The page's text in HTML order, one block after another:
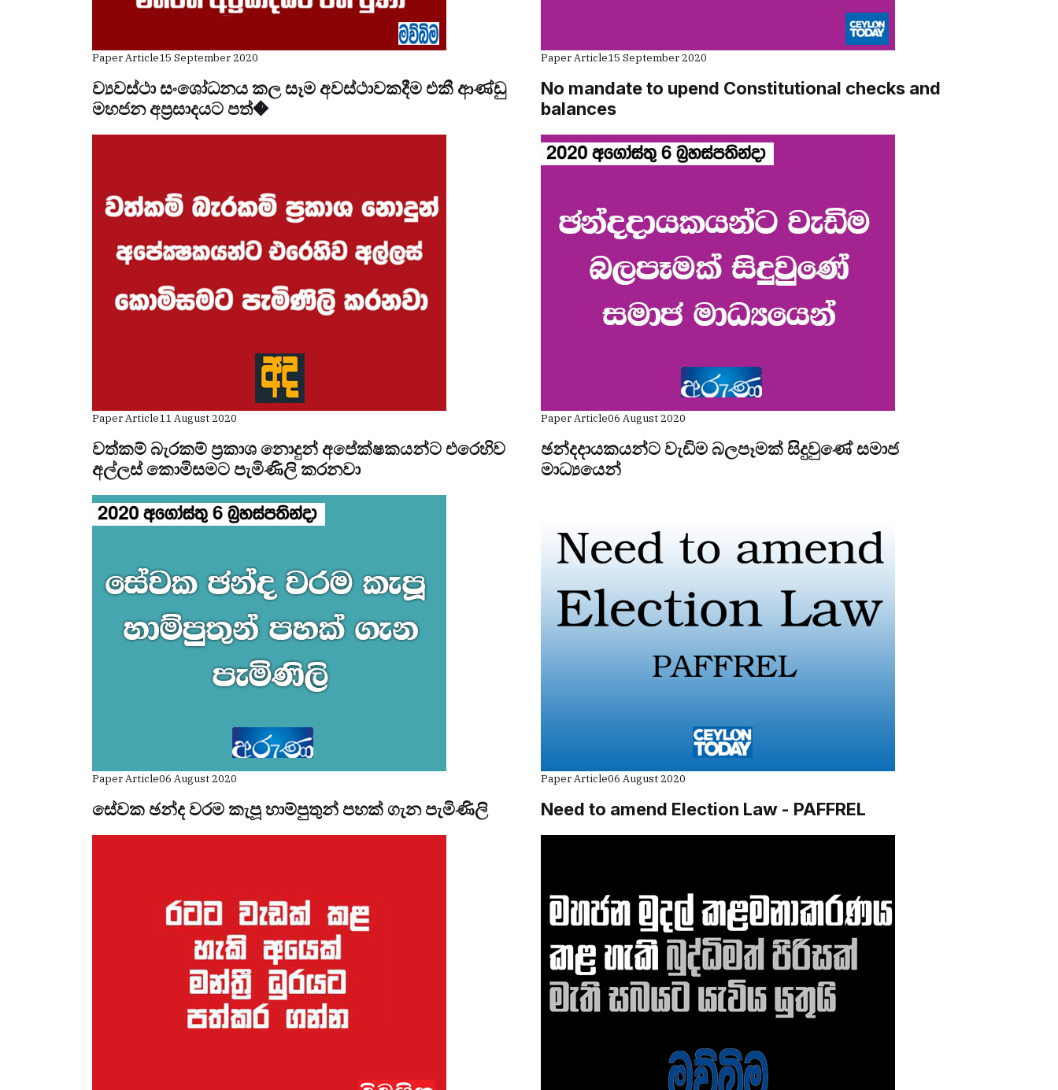
Paper Article15 September 2020
ව්‍යවස්ථා සංශෝධනය කල සෑම අවස්ථාවකදීම එකී ආණ්ඩු
මහජන අප්‍රසාදයට පත්�
Paper Article15 September 2020
No mandate to upend Constitutional checks and
balances
Paper Article11 August 2020
වත්කම් බැරකම් ප්‍රකාශ නොදුන් අපේක්ෂකයන්ට එරෙහිව
අල්ලස් කොමිසමට පැමිණිලි කරනවා
Paper Article06 August 2020
ඡන්දදායකයන්ට වැඩිම බලපෑමක් සිදුවුණේ සමාජ
මාධ්‍යයෙන්
Paper Article06 August 2020
සේවක ඡන්ද වරම කැපූ හාම්පුතුන් පහක් ගැන පැමිණිලි
Paper Article06 August 2020
Need to amend Election Law - PAFFREL